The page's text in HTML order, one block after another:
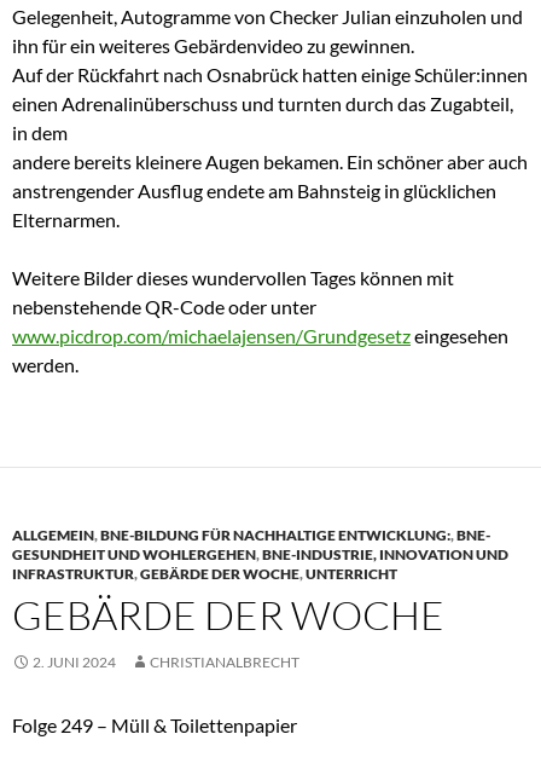
Gelegenheit, Autogramme von Checker Julian einzuholen und
ihn für ein weiteres Gebärdenvideo zu gewinnen.
Auf der Rückfahrt nach Osnabrück hatten einige Schüler:innen
einen Adrenalinüberschuss und turnten durch das Zugabteil,
in dem
andere bereits kleinere Augen bekamen. Ein schöner aber auch
anstrengender Ausflug endete am Bahnsteig in glücklichen
Elternarmen.
Weitere Bilder dieses wundervollen Tages können mit
nebenstehende QR-Code oder unter
www.picdrop.com/michaelajensen/Grundgesetzeingesehen
werden.
ALLGEMEIN,BNE-BILDUNG FÜR NACHHALTIGE ENTWICKLUNG:,BNE-
GESUNDHEIT UND WOHLERGEHEN,BNE-INDUSTRIE, INNOVATION UND
INFRASTRUKTUR,GEBÄRDE DER WOCHE,UNTERRICHT
GEBÄRDE DER WOCHE
2. JUNI 2024 CHRISTIANALBRECHT
Folge 249 – Müll & Toilettenpapier